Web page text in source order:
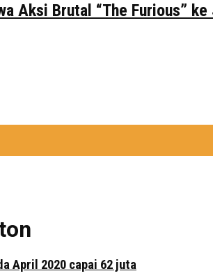
Aksi Brutal “The Furious”
April 2020 capai 62 juta